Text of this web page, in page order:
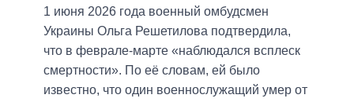
1 июня 2026 года военный омбудсмен
Украины Ольга Решетилова подтвердила,
что в феврале-марте «наблюдался всплеск
смертности». По её словам, ей было
известно, что один военнослужащий умер от